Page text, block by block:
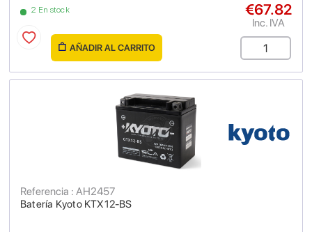
2 En stock €67.82
Inc. IVA
AÑADIR AL CARRITO
Batería Kyoto KTX12-BS
Referencia : AH2457